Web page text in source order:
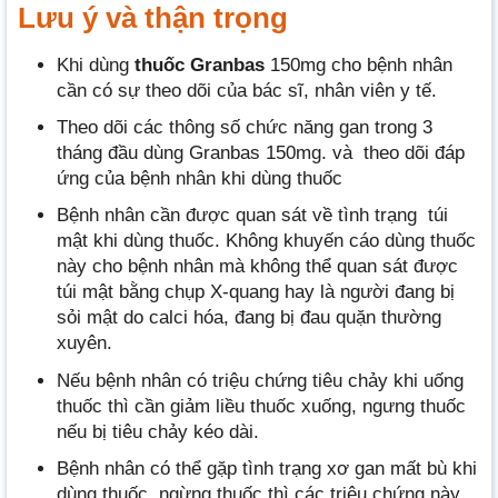
Lưu ý và thận trọng
Khi dùng thuốc Granbas 150mg cho bệnh nhân
cần có sự theo dõi của bác sĩ, nhân viên y tế.
Theo dõi các thông số chức năng gan trong 3
tháng đầu dùng Granbas 150mg. và theo dõi đáp
ứng của bệnh nhân khi dùng thuốc
Bệnh nhân cần được quan sát về tình trạng túi
mật khi dùng thuốc. Không khuyến cáo dùng thuốc
này cho bệnh nhân mà không thể quan sát được
túi mật bằng chụp X-quang hay là người đang bị
sỏi mật do calci hóa, đang bị đau quặn thường
xuyên.
Nếu bệnh nhân có triệu chứng tiêu chảy khi uống
thuốc thì cần giảm liều thuốc xuống, ngưng thuốc
nếu bị tiêu chảy kéo dài.
Bệnh nhân có thể gặp tình trạng xơ gan mất bù khi